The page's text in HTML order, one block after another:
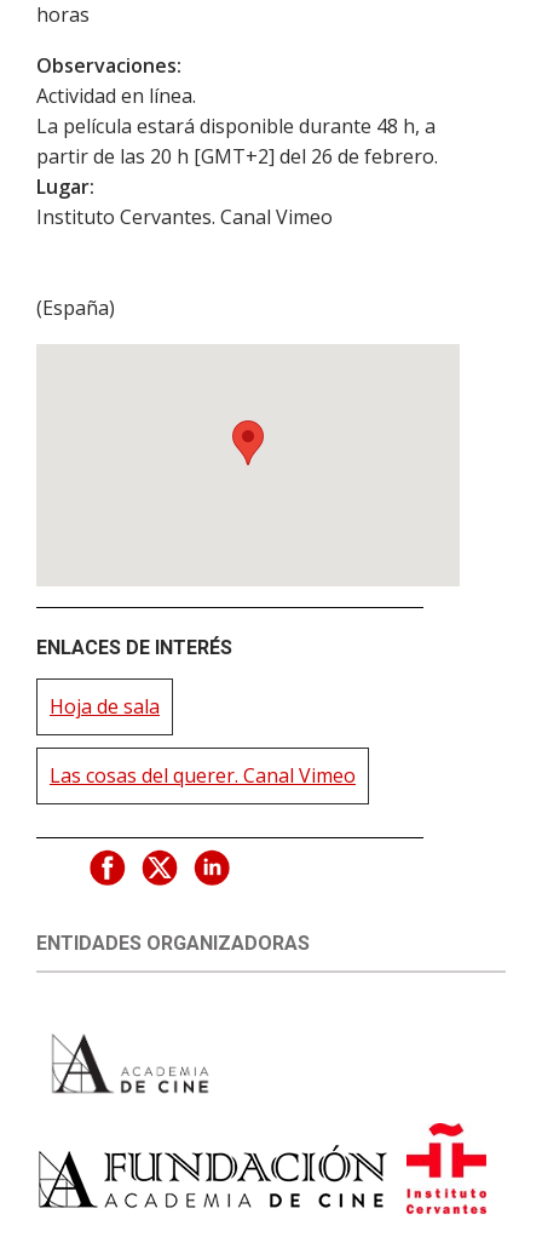
horas
Observaciones:
Actividad en línea.
La película estará disponible durante 48 h, a
partir de las 20 h [GMT+2] del 26 de febrero.
Lugar:
Instituto Cervantes. Canal Vimeo
(España)
ENLACES DE INTERÉS
Hoja de sala
Las cosas del querer. Canal Vimeo
ENTIDADES ORGANIZADORAS